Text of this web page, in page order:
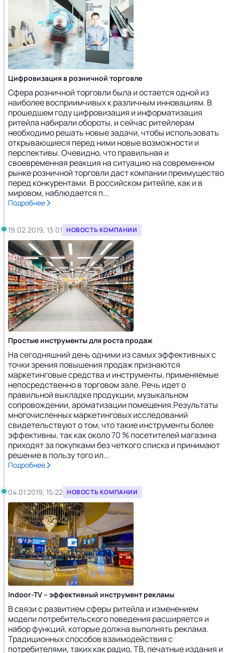
Цифровизация в розничной торговле
Сфера розничной торговли была и остается одной из
наиболее восприимчивых к различным инновациям. В
прошедшем году цифровизация и информатизация
ритейла набирали обороты, и сейчас ритейлерам
необходимо решать новые задачи, чтобы использовать
открывающиеся перед ними новые возможности и
перспективы. Очевидно, что правильная и
своевременная реакция на ситуацию на современном
рынке розничной торговли даст компании преимущество
перед конкурентами. В российском ритейле, как и в
мировом, наблюдается п...
Подробнее
19.02.2019, 13:01 НОВОСТЬ КОМПАНИИ
Простые инструменты для роста продаж
На сегодняшний день одними из самых эффективных с
точки зрения повышения продаж признаются
маркетинговые средства и инструменты, применяемые
непосредственно в торговом зале. Речь идет о
правильной выкладке продукции, музыкальном
сопровождении, ароматизации помещения.Результаты
многочисленных маркетинговых исследований
свидетельствуют о том, что такие инструменты более
эффективны, так как около 70 % посетителей магазина
приходят за покупками без четкого списка и принимают
решение в пользу того ил...
Подробнее
04.01.2019, 15:22 НОВОСТЬ КОМПАНИИ
Indoor-TV – эффективный инструмент рекламы
В связи с развитием сферы ритейла и изменением
модели потребительского поведения расширяется и
набор функций, которые должна выполнять реклама.
Традиционных способов взаимодействия с
потребителями, таких как радио, ТВ, печатные издания и